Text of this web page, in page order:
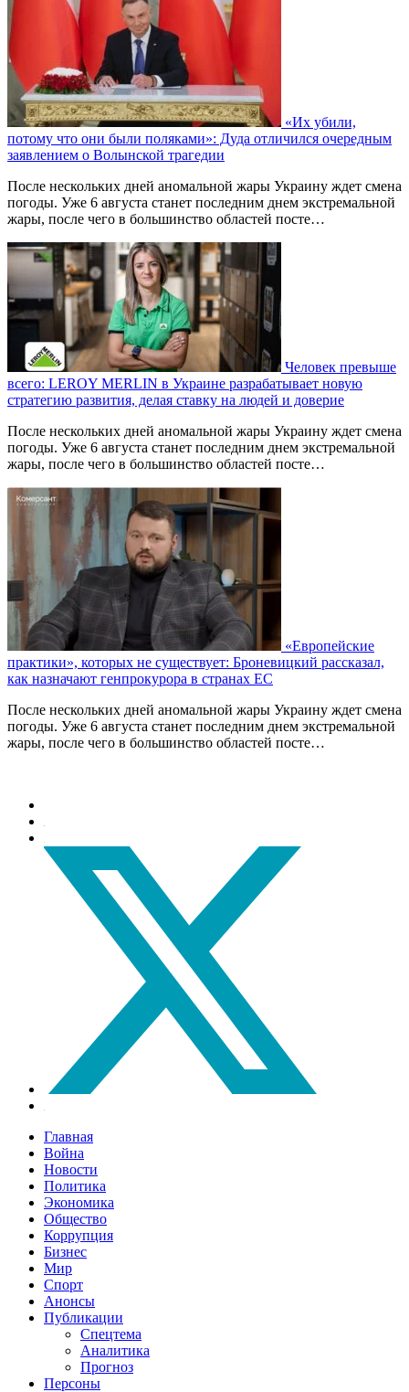
«Их убили,
потому что они были поляками»: Дуда отличился очередным
заявлением о Волынской трагедии
После нескольких дней аномальной жары Украину ждет смена
погоды. Уже 6 августа станет последним днем экстремальной
жары, после чего в большинство областей посте…
Человек превыше
всего: LEROY MERLIN в Украине разрабатывает новую
стратегию развития, делая ставку на людей и доверие
После нескольких дней аномальной жары Украину ждет смена
погоды. Уже 6 августа станет последним днем экстремальной
жары, после чего в большинство областей посте…
«Европейские
практики», которых не существует: Броневицкий рассказал,
как назначают генпрокурора в странах ЕС
После нескольких дней аномальной жары Украину ждет смена
погоды. Уже 6 августа станет последним днем экстремальной
жары, после чего в большинство областей посте…
Главная
Война
Новости
Политика
Экономика
Общество
Коррупция
Бизнес
Мир
Спорт
Анонсы
Публикации
Спецтема
Аналитика
Прогноз
Персоны